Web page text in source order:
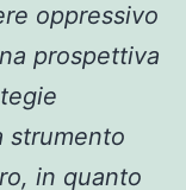
oppressivo
prospettiva
strumento
in quanto